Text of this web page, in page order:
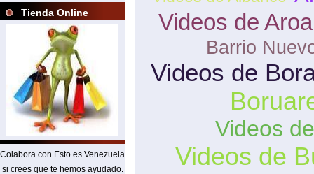
Tienda Online
Colabora con Esto es Venezuela
si crees que te hemos ayudado.
Videos de Aroa
Barrio
Videos de
Videos
Videos de